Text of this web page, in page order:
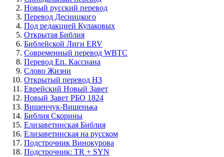
Новый русский перевод
Перевод Десницкого
Под редакцией Кулаковых
Открытая Библия
Библейской Лиги ERV
Cовременный перевод WBTC
Перевод Еп. Кассиана
Слово Жизни
Открытый перевод НЗ
Еврейский Новый Завет
Новый Завет РБО 1824
Вишенчук-Вишенька
Библия Скорины
Елизаветинская Библия
Елизаветинская на русском
Подстрочник Винокурова
Подстрочник: TR + SYN